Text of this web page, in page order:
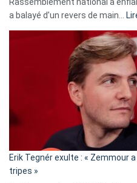
a balayé d’un revers de main…
Erik Tegnér exulte : « Zemmour
tripes »